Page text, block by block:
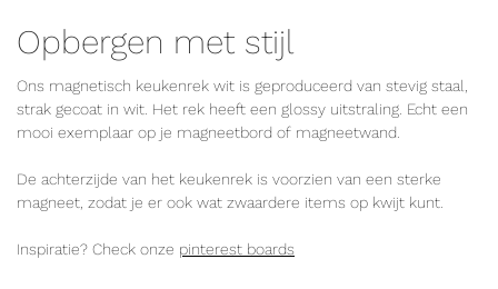
Opbergen met stijl
Ons magnetisch keukenrek wit is geproduceerd van stevig staal,
strak gecoat in wit. Het rek heeft een glossy uitstraling. Echt een
mooi exemplaar op je magneetbord of magneetwand.
De achterzijde van het keukenrek is voorzien van een sterke
magneet, zodat je er ook wat zwaardere items op kwijt kunt.
Inspiratie? Check onze pinterest boards